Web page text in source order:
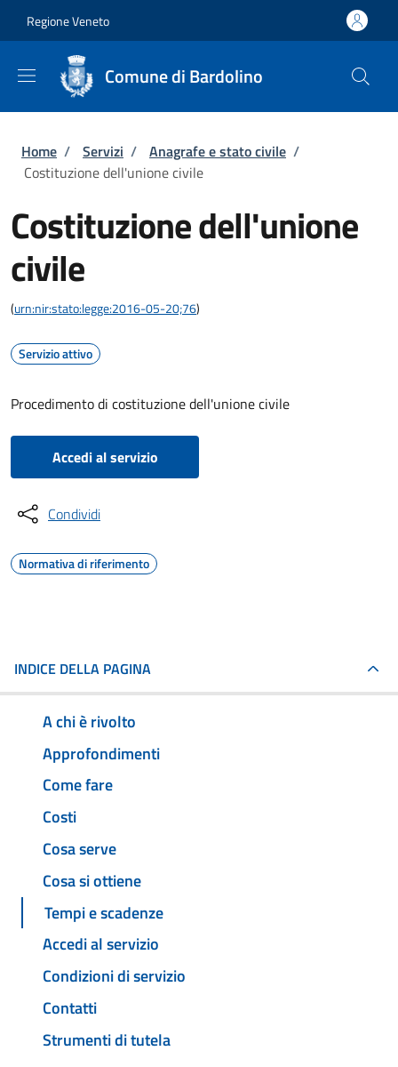
Regione Veneto
Comune di Bardolino
Briciole di pane
Home / Servizi / Anagrafe e stato civile /
Costituzione dell'unione civile
Costituzione dell'unione
civile
(urn:nir:stato:legge:2016-05-20;76)
Servizio attivo
Procedimento di costituzione dell'unione civile
Accedi al servizio
Condividi
Normativa di riferimento
INDICE DELLA PAGINA
A chi è rivolto
Approfondimenti
Come fare
Costi
Cosa serve
Cosa si ottiene
Tempi e scadenze
Accedi al servizio
Condizioni di servizio
Contatti
Strumenti di tutela